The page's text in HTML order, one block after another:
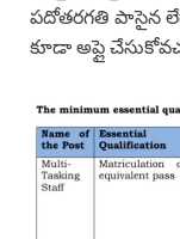
పదోతరగతి పాసైన
కూడా అప్లై